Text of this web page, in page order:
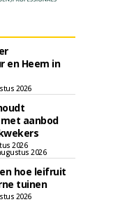
en Heem in
2026
aanbod
2026
2026
hoe leifruit
tuinen
2026